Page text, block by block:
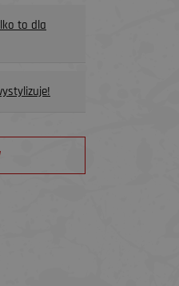
to dla